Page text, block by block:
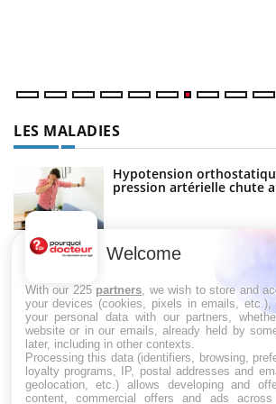
LES MALADIES
Hypotension
pression artérielle chute
Drépanocytose : une
Maladie de Charcot
amyotrophique)
Welcome
With our 225 partners , we wish to store and
your devices (cookies, pixels in emails, etc.),
your personal data with our partners,
website or in our emails, already held by
later, including in other contexts.
Processing this data (identifiers, browsing,
loyalty programs, IP, postal addresses and
geolocation, etc.) allows developing and
content, commercial offers and ads